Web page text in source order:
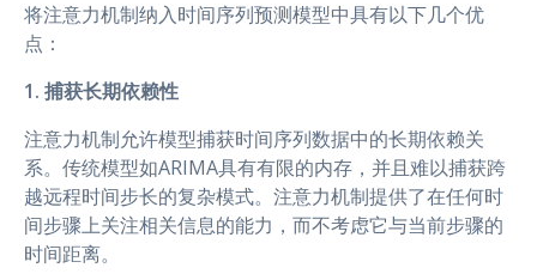
将注意力机制纳入时间序列预测模型中具有以下几个优
点：
1. 捕获长期依赖性
注意力机制允许模型捕获时间序列数据中的长期依赖关
系。传统模型如ARIMA具有有限的内存，并且难以捕获跨
越远程时间步长的复杂模式。注意力机制提供了在任何时
间步骤上关注相关信息的能力，而不考虑它与当前步骤的
时间距离。